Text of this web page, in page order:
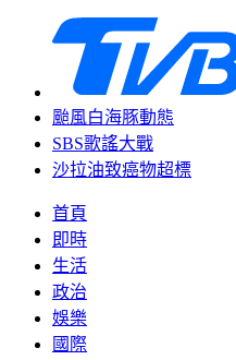
颱風白海豚動態
SBS歌謠大戰
沙拉油致癌物超標
首頁
即時
生活
政治
娛樂
國際